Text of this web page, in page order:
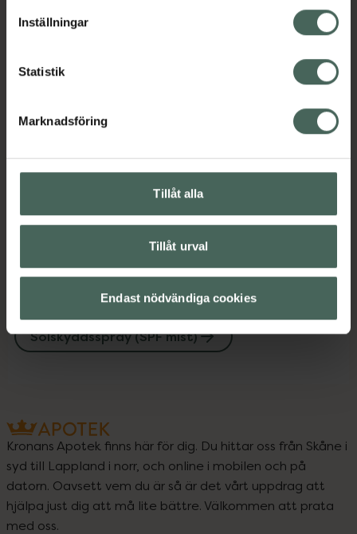
lagligheten av behandling som skett innan återkallelsen.
Inställningar
Statistik
Marknadsföring
Tillåt alla
Tillåt urval
Endast nödvändiga cookies
Visa
Kontaktinfo tillverkare Visa
Barn och föräldrar
Solskydd för barn
Solskydd och solkräm
Solskyddsspray (SPF mist)
Kronans Apotek finns här för dig. Du hittar oss från Skåne i
syd till Lappland i norr, och online i mobilen och på
datorn. Oavsett vem du är så är det vårt uppdrag att
hjälpa just dig att må lite bättre. Välkommen att prata
med oss.